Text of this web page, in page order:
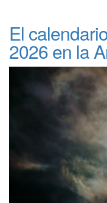
El
2026 en la